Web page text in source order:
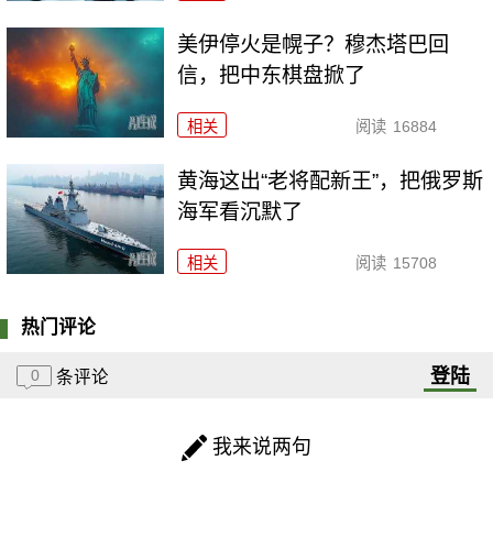
美伊停火是幌子？穆杰塔巴回
信，把中东棋盘掀了
相关 阅读 16884
黄海这出“老将配新王”，把俄罗斯
海军看沉默了
相关 阅读 15708
热门评论
0 条评论 登陆
我来说两句